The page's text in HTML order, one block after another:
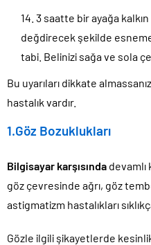
3 saatte bir ayağa kalkın
değdirecek şekilde
tabi. Belinizi sağa ve sola
Bu uyarıları dikkate
hastalık vardır.
1.Göz Bozuklukları
Bilgisayar karşısında
göz çevresinde ağrı, göz
astigmatizm hastalıkları
Gözle ilgili şikayetlerde